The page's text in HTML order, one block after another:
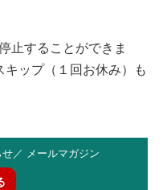
止することができま
ップ（１回お休み）も
／ メールマガジン